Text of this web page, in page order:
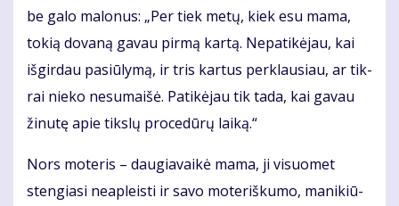
be ga­lo ma­lo­nus: „Per tiek me­tų, kiek esu ma­ma,
to­kią do­va­ną ga­vau pir­mą kar­tą. Ne­pa­ti­kė­jau, kai
iš­gir­dau pa­siū­ly­mą, ir tris kar­tus per­klau­siau, ar tik­
rai nie­ko ne­su­mai­šė. Pa­ti­kė­jau tik ta­da, kai ga­vau
ži­nu­tę apie tiks­lų pro­ce­dū­rų lai­ką.“
Nors mo­te­ris – dau­gia­vai­kė ma­ma, ji vi­suo­met
sten­gia­si ne­ap­leis­ti ir sa­vo mo­te­riš­ku­mo, ma­ni­kiū­